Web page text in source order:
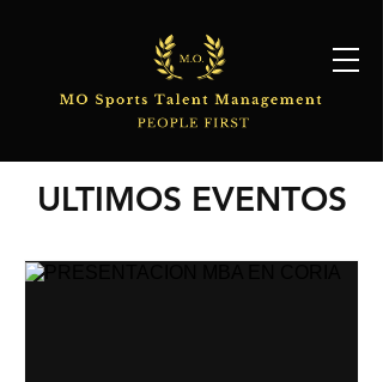
ULTIMOS EVENTOS